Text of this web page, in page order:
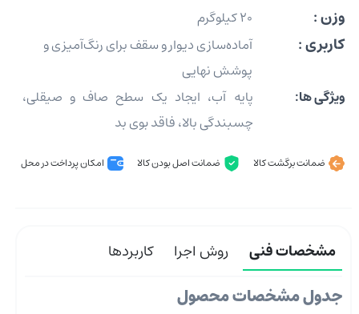
وزن : 20 کیلوگرم
کاربری :
آماده‌سازی دیوار و سقف برای رنگ‌آمیزی و
پوشش نهایی
ویژگی ها:
پایه آب، ایجاد یک سطح صاف و صیقلی،
چسبندگی بالا، فاقد بوی بد
ضمانت برگشت کالا ضمانت اصل بودن کالا امکان پرداخت در محل
مشخصات فنی روش اجرا کاربردها
جدول مشخصات محصول